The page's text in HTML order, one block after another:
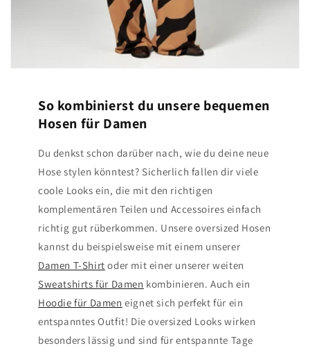
So kombinierst du unsere bequemen
Hosen für Damen
Du denkst schon darüber nach, wie du deine neue
Hose stylen könntest? Sicherlich fallen dir viele
coole Looks ein, die mit den richtigen
komplementären Teilen und Accessoires einfach
richtig gut rüberkommen. Unsere oversized Hosen
kannst du beispielsweise mit einem unserer
Damen T-Shirt oder mit einer unserer weiten
Sweatshirts für Damen kombinieren. Auch ein
Hoodie für Damen eignet sich perfekt für ein
entspanntes Outfit! Die oversized Looks wirken
besonders lässig und sind für entspannte Tage